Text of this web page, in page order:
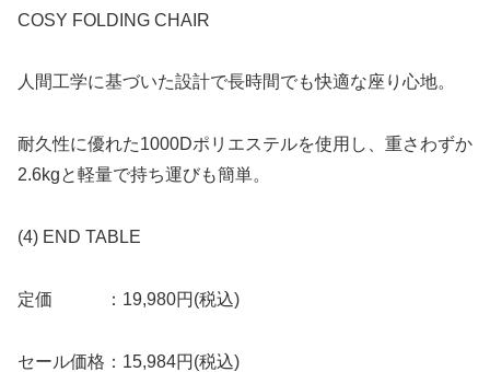
COSY FOLDING CHAIR
人間工学に基づいた設計で長時間でも快適な座り心地。
耐久性に優れた1000Dポリエステルを使用し、重さわずか
2.6kgと軽量で持ち運びも簡単。
(4) END TABLE
定価 ：19,980円(税込)
セール価格：15,984円(税込)